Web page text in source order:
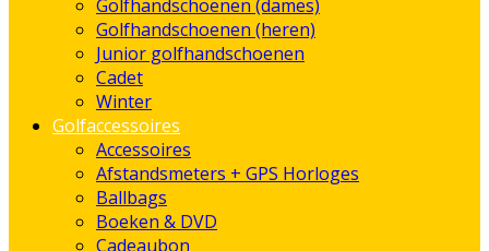
Golfhandschoenen (dames)
Golfhandschoenen (heren)
Junior golfhandschoenen
Cadet
Winter
Golfaccessoires
Accessoires
Afstandsmeters + GPS Horloges
Ballbags
Boeken & DVD
Cadeaubon